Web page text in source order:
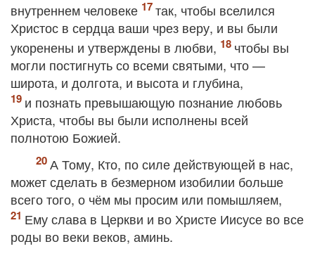
внутреннем человеке
так, чтобы вселился
Христос в сердца ваши чрез веру, и вы были
укоренены и утверждены в любви,
чтобы вы
могли постигнуть со всеми святыми, что —
широта, и долгота, и высота и глубина,
и познать превышающую познание любовь
Христа, чтобы вы были исполнены всей
полнотою Божией.
А Тому, Кто, по силе действующей в нас,
может сделать в безмерном изобилии больше
всего того, о чём мы просим или помышляем,
Ему слава в Церкви и во Христе Иисусе во все
роды во веки веков, аминь.